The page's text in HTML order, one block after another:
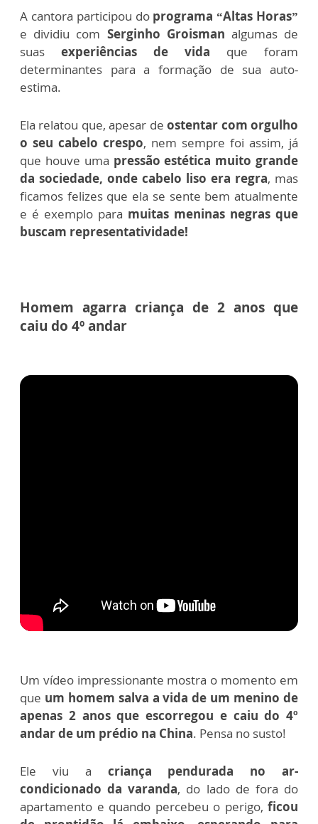
A cantora participou do programa “Altas Horas”
e dividiu com Serginho Groisman algumas de
suas experiências de vida que foram
determinantes para a formação de sua auto-
estima.
Ela relatou que, apesar deostentar com orgulho
o seu cabelo crespo, nem sempre foi assim, já
que houve uma pressão estética muito grande
da sociedade, onde cabelo liso era regra, mas
ficamos felizes que ela se sente bem atualmente
e é exemplo para muitas meninas negras que
buscam representatividade!
Homem agarra criança de 2 anos que
caiu do 4º andar
Um vídeo impressionante mostra o momento em
que um homem salva a vida de um menino de
apenas 2 anos que escorregou e caiu do 4º
andar de um prédio na China. Pensa no susto!
Ele viu a criança pendurada no ar-
condicionado da varanda, do lado de fora do
apartamento e quando percebeu o perigo, ficou